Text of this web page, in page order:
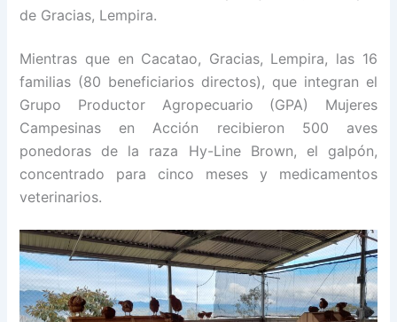
de Gracias, Lempira.
Mientras que en Cacatao, Gracias, Lempira, las 16
familias (80 beneficiarios directos), que integran el
Grupo Productor Agropecuario (GPA) Mujeres
Campesinas en Acción recibieron 500 aves
ponedoras de la raza Hy-Line Brown, el galpón,
concentrado para cinco meses y medicamentos
veterinarios.